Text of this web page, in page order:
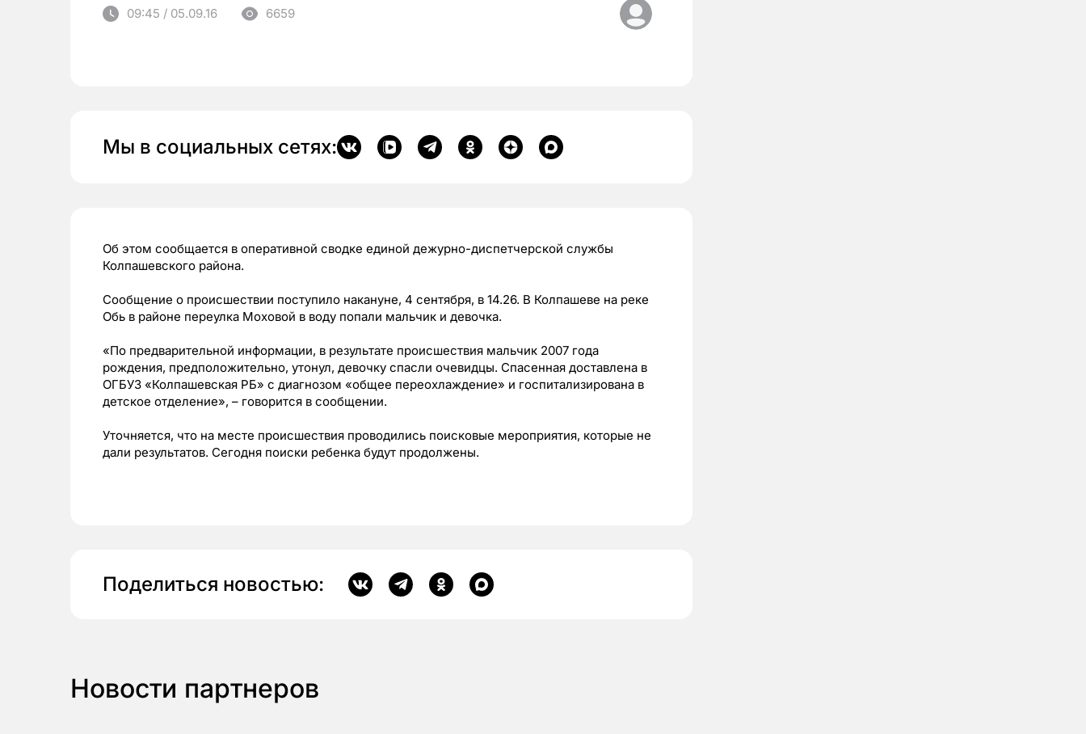
09:45 / 05.09.16 6659
Мы в социальных сетях:
Об этом сообщается в оперативной сводке единой дежурно-диспетчерской службы
Колпашевского района.
Сообщение о происшествии поступило накануне, 4 сентября, в 14.26. В Колпашеве на реке
Обь в районе переулка Моховой в воду попали мальчик и девочка.
«По предварительной информации, в результате происшествия мальчик 2007 года
рождения, предположительно, утонул, девочку спасли очевидцы. Спасенная доставлена в
ОГБУЗ «Колпашевская РБ» с диагнозом «общее переохлаждение» и госпитализирована в
детское отделение», ­– говорится в сообщении.
Уточняется, что на месте происшествия проводились поисковые мероприятия, которые не
дали результатов. Сегодня поиски ребенка будут продолжены.
Поделиться новостью:
Новости партнеров